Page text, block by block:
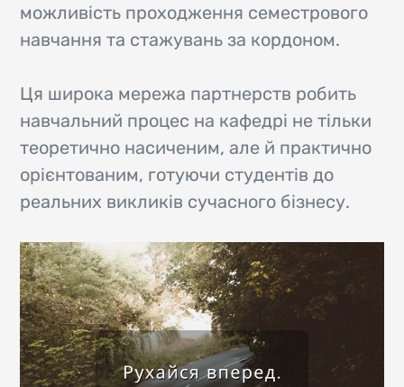
можливість проходження семестрового
навчання та стажувань за кордоном.
Ця широка мережа партнерств робить
навчальний процес на кафедрі не тільки
теоретично насиченим, але й практично
орієнтованим, готуючи студентів до
реальних викликів сучасного бізнесу.